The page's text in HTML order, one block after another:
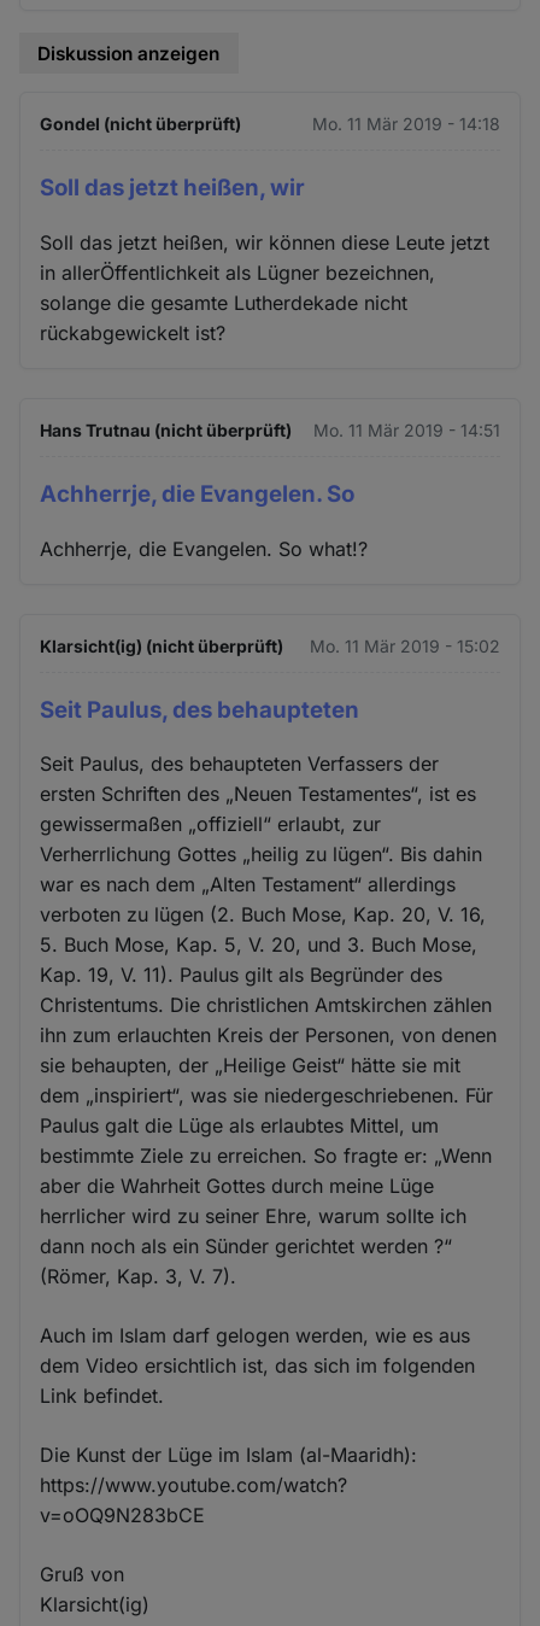
Diskussion anzeigen
Gondel (nicht überprüft) Mo. 11 Mär 2019 - 14:18
Soll das jetzt heißen, wir
Soll das jetzt heißen, wir können diese Leute jetzt
in allerÖffentlichkeit als Lügner bezeichnen,
solange die gesamte Lutherdekade nicht
rückabgewickelt ist?
Hans Trutnau (nicht überprüft) Mo. 11 Mär 2019 - 14:51
Achherrje, die Evangelen. So
Achherrje, die Evangelen. So what!?
Klarsicht(ig) (nicht überprüft) Mo. 11 Mär 2019 - 15:02
Seit Paulus, des behaupteten
Seit Paulus, des behaupteten Verfassers der
ersten Schriften des „Neuen Testamentes“, ist es
gewissermaßen „offiziell“ erlaubt, zur
Verherrlichung Gottes „heilig zu lügen“. Bis dahin
war es nach dem „Alten Testament“ allerdings
verboten zu lügen (2. Buch Mose, Kap. 20, V. 16,
5. Buch Mose, Kap. 5, V. 20, und 3. Buch Mose,
Kap. 19, V. 11). Paulus gilt als Begründer des
Christentums. Die christlichen Amtskirchen zählen
ihn zum erlauchten Kreis der Personen, von denen
sie behaupten, der „Heilige Geist“ hätte sie mit
dem „inspiriert“, was sie niedergeschriebenen. Für
Paulus galt die Lüge als erlaubtes Mittel, um
bestimmte Ziele zu erreichen. So fragte er: „Wenn
aber die Wahrheit Gottes durch meine Lüge
herrlicher wird zu seiner Ehre, warum sollte ich
dann noch als ein Sünder gerichtet werden ?“
(Römer, Kap. 3, V. 7).
Auch im Islam darf gelogen werden, wie es aus
dem Video ersichtlich ist, das sich im folgenden
Link befindet.
Die Kunst der Lüge im Islam (al-Maaridh):
https://www.youtube.com/watch?
v=oOQ9N283bCE
Gruß von
Klarsicht(ig)